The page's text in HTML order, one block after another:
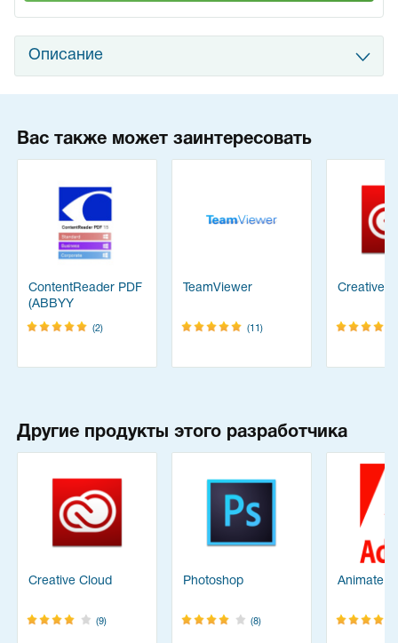
Описание
Вас также может заинтересовать
ContentReader PDF
(ABBYY
FineReader)
(2)
TeamViewer
(11)
Creative
Другие продукты этого разработчика
Creative Cloud
(9)
Photoshop
(8)
Animate